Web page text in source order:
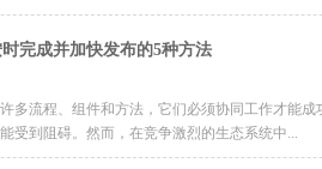
完成并加快发布的5种方法
多流程、组件和方法，它们必须协同工作才能成
受到阻碍。然而，在竞争激烈的生态系统中...